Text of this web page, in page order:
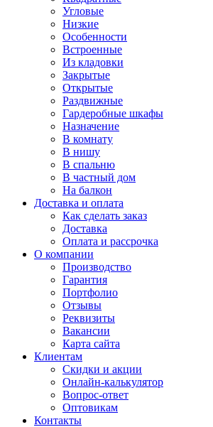
Угловые
Низкие
Особенности
Встроенные
Из кладовки
Закрытые
Открытые
Раздвижные
Гардеробные шкафы
Назначение
В комнату
В нишу
В спальню
В частный дом
На балкон
Доставка и оплата
Как сделать заказ
Доставка
Оплата и рассрочка
О компании
Производство
Гарантия
Портфолио
Отзывы
Реквизиты
Вакансии
Карта сайта
Клиентам
Скидки и акции
Онлайн-калькулятор
Вопрос-ответ
Оптовикам
Контакты